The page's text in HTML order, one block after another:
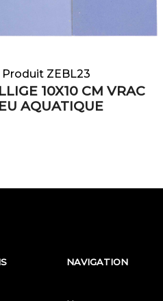
Produit ZEBL23
10X10 CM VRAC
AQUATIQUE
NAVIGATION